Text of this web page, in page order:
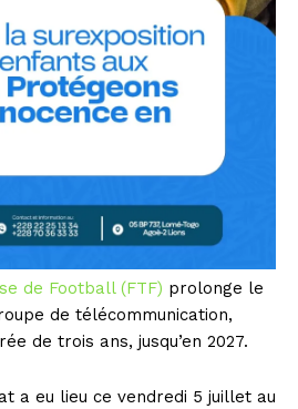
de Football (FTF) prolonge le
de télécommunication,
de trois ans, jusqu’en 2027.
a eu lieu ce vendredi 5 juillet au